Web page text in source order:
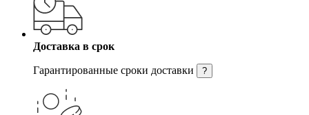
Доставка в срок
Гарантированные сроки доставки ?